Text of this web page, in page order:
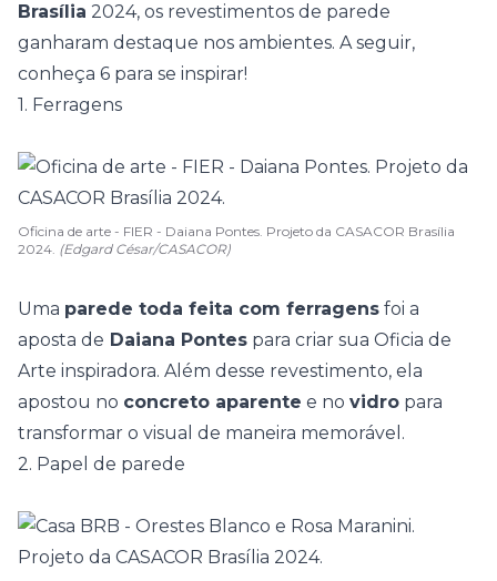
Brasília 2024, os revestimentos de parede
ganharam destaque nos ambientes. A seguir,
conheça 6 para se inspirar!
1. Ferragens
Oficina de arte - FIER - Daiana Pontes. Projeto da CASACOR Brasília
2024. (Edgard César/CASACOR)
Uma parede toda feita com ferragens foi a
aposta de Daiana Pontes para criar sua Oficia de
Arte inspiradora. Além desse revestimento, ela
apostou no concreto aparente e no vidro para
transformar o visual de maneira memorável.
2. Papel de parede